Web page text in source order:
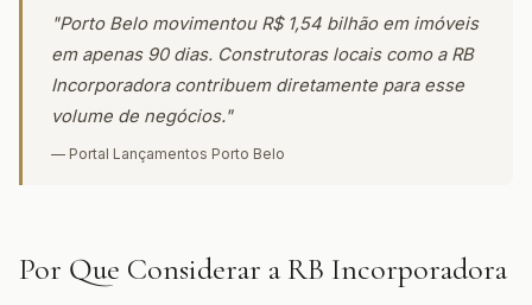
"Porto Belo movimentou R$ 1,54 bilhão em imóveis
em apenas 90 dias. Construtoras locais como a RB
Incorporadora contribuem diretamente para esse
volume de negócios."
— Portal Lançamentos Porto Belo
Por Que Considerar a RB Incorporadora